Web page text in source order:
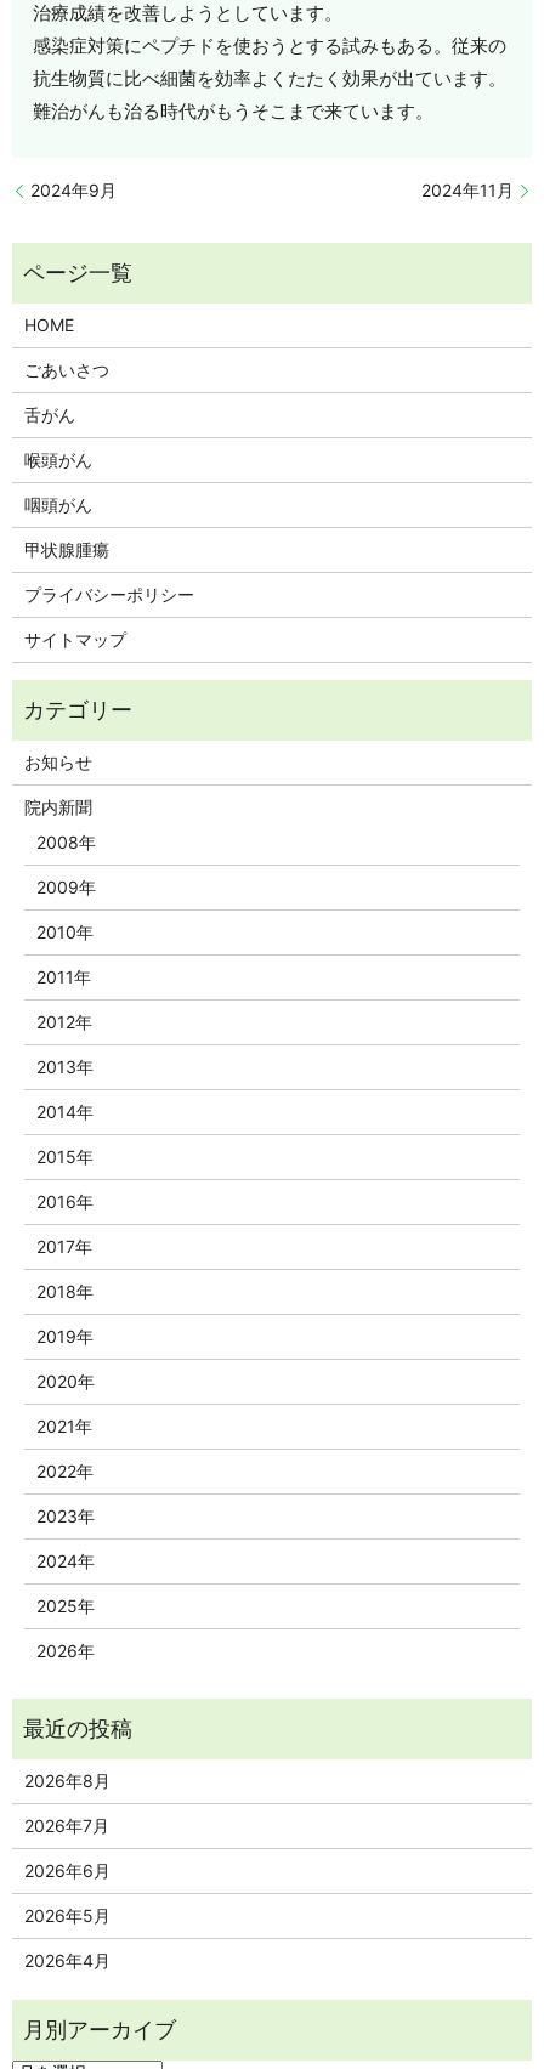
治療成績を改善しようとしています。
感染症対策にペプチドを使おうとする試みもある。従来の
抗生物質に比べ細菌を効率よくたたく効果が出ています。
難治がんも治る時代がもうそこまで来ています。
2024年9月 2024年11月
HOME
ごあいさつ
舌がん
喉頭がん
咽頭がん
甲状腺腫瘍
プライバシーポリシー
サイトマップ
お知らせ
院内新聞
2008年
2009年
2010年
2011年
2012年
2013年
2014年
2015年
2016年
2017年
2018年
2019年
2020年
2021年
2022年
2023年
2024年
2025年
2026年
2026年8月
2026年7月
2026年6月
2026年5月
2026年4月